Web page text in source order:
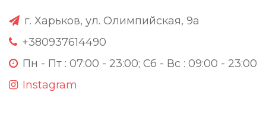
г. Харьков, ул. Олимпийская, 9а
+380937614490
Пн - Пт : 07:00 - 23:00; Сб - Вс : 09:00 - 23:00
Instagram